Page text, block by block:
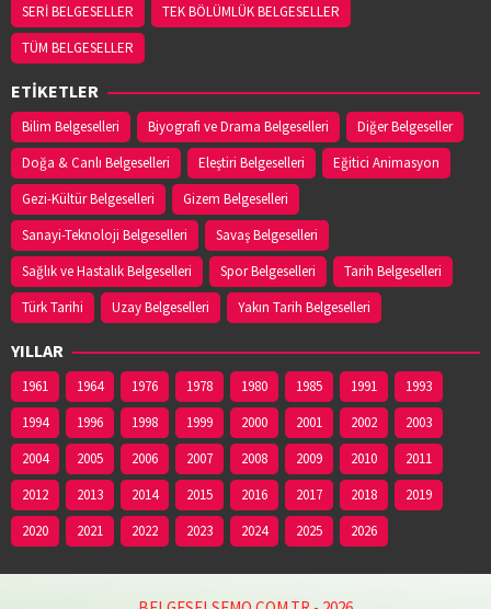
SERİ BELGESELLER
TEK BÖLÜMLÜK BELGESELLER
TÜM BELGESELLER
ETİKETLER
Bilim Belgeselleri Biyografi ve Drama Belgeselleri
Diğer Belgeseller
Doğa & Canlı Belgeselleri
Eleştiri Belgeselleri
Eğitici Animasyon
Gezi-Kültür Belgeselleri
Gizem Belgeselleri
Sanayi-Teknoloji Belgeselleri
Savaş Belgeselleri
Sağlık ve Hastalık Belgeselleri
Spor Belgeselleri
Tarih Belgeselleri
Türk Tarihi
Uzay Belgeselleri Yakın Tarih Belgeselleri
YILLAR
1961 1964 1976 1978 1980 1985 1991
1993
1994
1996 1998 1999 2000 2001 2002
2003
2004
2005 2006 2007 2008 2009 2010
2011
2012
2013 2014 2015 2016 2017 2018
2019
2020
2021 2022 2023 2024 2025 2026